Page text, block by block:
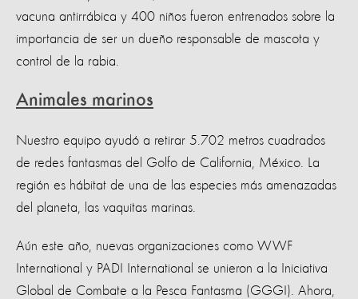
vacuna antirrábica y 400 niños fueron entrenados sobre la
importancia de ser un dueño responsable de mascota y
control de la rabia.
Animales marinos
Nuestro equipo ayudó a retirar 5.702 metros cuadrados
de redes fantasmas del Golfo de California, México. La
región es hábitat de una de las especies más amenazadas
del planeta, las vaquitas marinas.
Aún este año, nuevas organizaciones como WWF
International y PADI International se unieron a la Iniciativa
Global de Combate a la Pesca Fantasma (GGGI). Ahora,